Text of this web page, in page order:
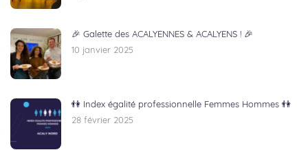
🎉 Galette des ACALYENNES & ACALYENS ! 🎉
10 janvier 2025
👫 Index égalité professionnelle Femmes Hommes 👫
28 février 2025